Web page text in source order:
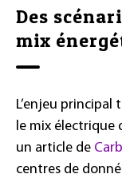
Des
mix
L’enjeu principal
le mix électrique
un article de
centres de